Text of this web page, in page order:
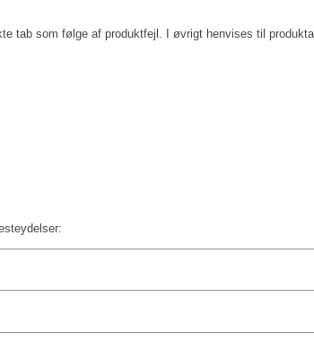
tab som følge af produktfejl. I øvrigt henvises til